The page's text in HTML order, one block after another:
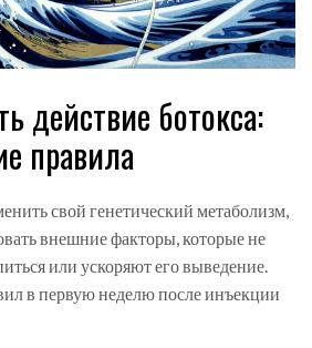
действие ботокса:
правила
свой генетический метаболизм,
внешние факторы, которые не
или ускоряют его выведение.
в первую неделю после инъекции